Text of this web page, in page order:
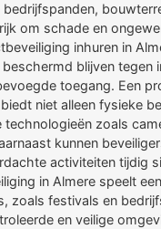
om schade en
inhuren in
blijven tegen
toegang. Een
niet alleen fysieke
technologieën zoals
kunnen
activiteiten tijdig
in Almere speelt
zoals festivals en
en veilige